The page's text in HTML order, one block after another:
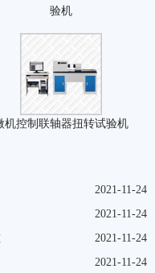
验机
机控制联轴器扭转试验机
2021-11-24
2021-11-24
2021-11-24
2021-11-24